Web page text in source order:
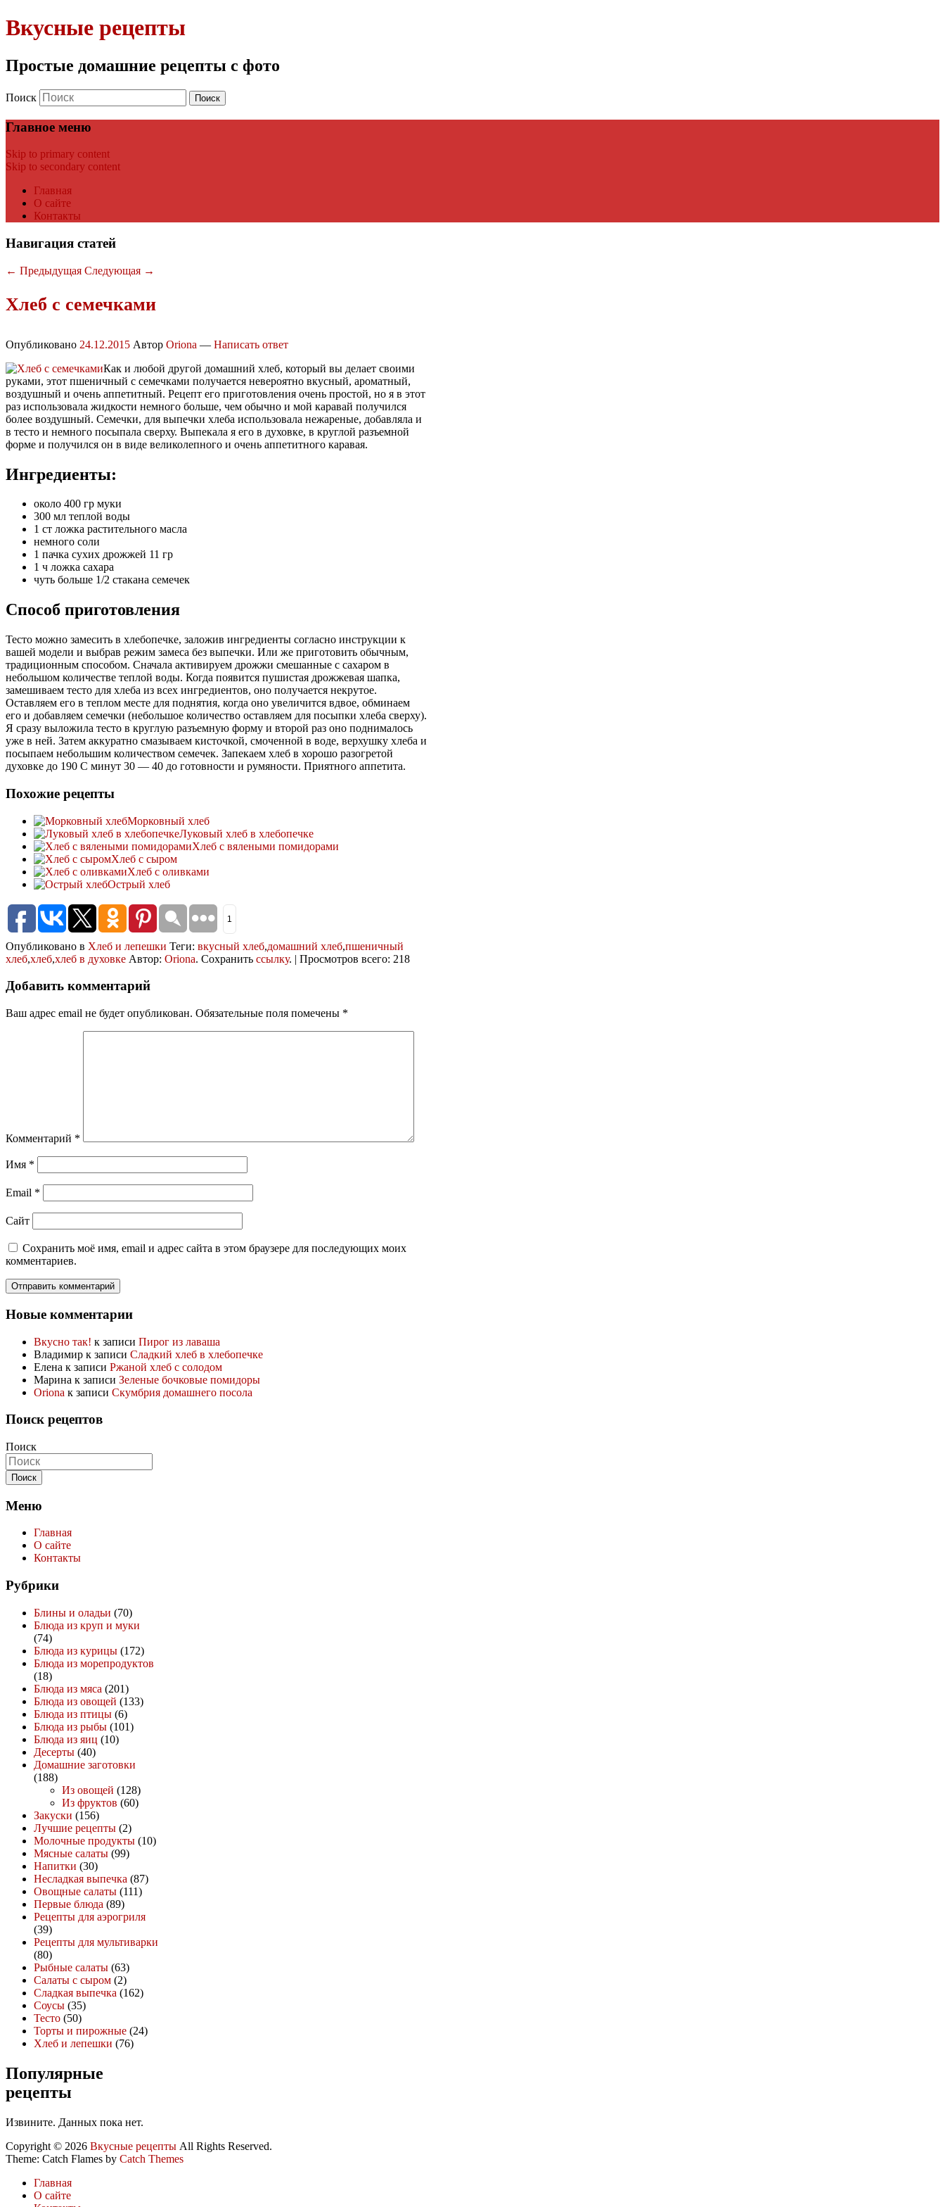
Вкусные рецепты
Простые домашние рецепты с фото
Поиск
Главное меню
Skip to primary content
Skip to secondary content
Главная
О сайте
Контакты
Навигация статей
← Предыдущая Следующая →
Хлеб с семечками
Опубликовано 24.12.2015 Автор Oriona — Написать ответ
Как и любой другой домашний хлеб, который вы делает своими
руками, этот пшеничный с семечками получается невероятно вкусный, ароматный,
воздушный и очень аппетитный. Рецепт его приготовления очень простой, но я в этот
раз использовала жидкости немного больше, чем обычно и мой каравай получился
более воздушный. Семечки, для выпечки хлеба использовала нежареные, добавляла и
в тесто и немного посыпала сверху. Выпекала я его в духовке, в круглой разъемной
форме и получился он в виде великолепного и очень аппетитного каравая.
Ингредиенты:
около 400 гр муки
300 мл теплой воды
1 ст ложка растительного масла
немного соли
1 пачка сухих дрожжей 11 гр
1 ч ложка сахара
чуть больше 1/2 стакана семечек
Способ приготовления
Тесто можно замесить в хлебопечке, заложив ингредиенты согласно инструкции к
вашей модели и выбрав режим замеса без выпечки. Или же приготовить обычным,
традиционным способом. Сначала активируем дрожжи смешанные с сахаром в
небольшом количестве теплой воды. Когда появится пушистая дрожжевая шапка,
замешиваем тесто для хлеба из всех ингредиентов, оно получается некрутое.
Оставляем его в теплом месте для поднятия, когда оно увеличится вдвое, обминаем
его и добавляем семечки (небольшое количество оставляем для посыпки хлеба сверху).
Я сразу выложила тесто в круглую разъемную форму и второй раз оно поднималось
уже в ней. Затем аккуратно смазываем кисточкой, смоченной в воде, верхушку хлеба и
посыпаем небольшим количеством семечек. Запекаем хлеб в хорошо разогретой
духовке до 190 С минут 30 — 40 до готовности и румяности. Приятного аппетита.
Похожие рецепты
Морковный хлеб
Луковый хлеб в хлебопечке
Хлеб с вялеными помидорами
Хлеб с сыром
Хлеб с оливками
Острый хлеб
1
Опубликовано в Хлеб и лепешки Теги: вкусный хлеб,домашний хлеб,пшеничный
хлеб,хлеб,хлеб в духовке Автор: Oriona. Сохранить ссылку. | Просмотров всего: 218
Добавить комментарий
Ваш адрес email не будет опубликован. Обязательные поля помечены *
Комментарий *
Имя *
Email *
Сайт
Сохранить моё имя, email и адрес сайта в этом браузере для последующих моих
комментариев.
Новые комментарии
Вкусно так! к записи Пирог из лаваша
Владимир к записи Сладкий хлеб в хлебопечке
Елена к записи Ржаной хлеб с солодом
Марина к записи Зеленые бочковые помидоры
Oriona к записи Скумбрия домашнего посола
Поиск рецептов
Поиск
Меню
Главная
О сайте
Контакты
Рубрики
Блины и оладьи (70)
Блюда из круп и муки
(74)
Блюда из курицы (172)
Блюда из морепродуктов
(18)
Блюда из мяса (201)
Блюда из овощей (133)
Блюда из птицы (6)
Блюда из рыбы (101)
Блюда из яиц (10)
Десерты (40)
Домашние заготовки
(188)
Из овощей (128)
Из фруктов (60)
Закуски (156)
Лучшие рецепты (2)
Молочные продукты (10)
Мясные салаты (99)
Напитки (30)
Несладкая выпечка (87)
Овощные салаты (111)
Первые блюда (89)
Рецепты для аэрогриля
(39)
Рецепты для мультиварки
(80)
Рыбные салаты (63)
Салаты с сыром (2)
Сладкая выпечка (162)
Соусы (35)
Тесто (50)
Торты и пирожные (24)
Хлеб и лепешки (76)
Популярные
рецепты
Извините. Данных пока нет.
Copyright © 2026 Вкусные рецепты All Rights Reserved.
Theme: Catch Flames by Catch Themes
Главная
О сайте